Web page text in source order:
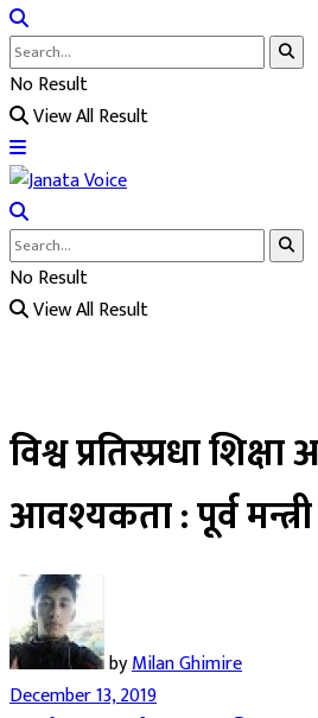
No Result
View All Result
No Result
View All Result
विश्व प्रतिस्प्रधा
आवश्यकता : पूर्व
byMilan Ghimire
December 13, 2019